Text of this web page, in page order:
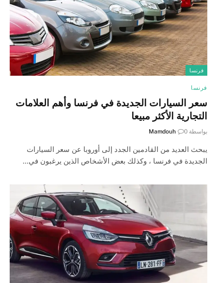
فرنسا
فرنسا
سعر السيارات الجديدة في فرنسا وأهم العلامات
التجارية الأكثر مبيعا
بواسطة Mamdouh 0
يبحث العديد من القادمين الجدد إلى أوروبا عن سعر السيارات
الجديدة في فرنسا ، وكذلك بعض الأشخاص الذين يرغبون في…